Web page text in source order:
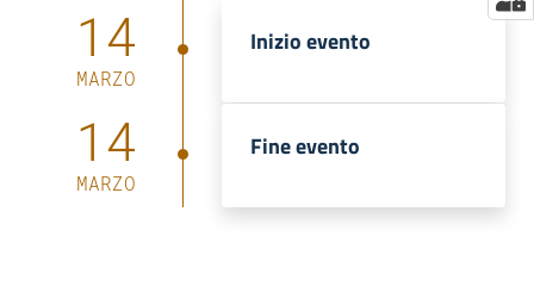
14
MARZO
Inizio evento
14
MARZO
Fine evento